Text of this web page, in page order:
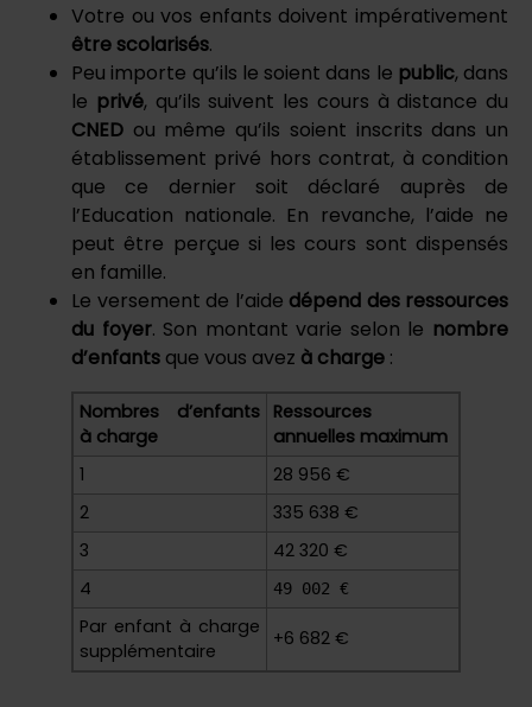
Votre ou vos enfants doivent impérativement
être scolarisés.
Peu importe qu’ils le soient dans le public, dans
le privé, qu’ils suivent les cours à distance du
CNED ou même qu’ils soient inscrits dans un
établissement privé hors contrat, à condition
que ce dernier soit déclaré auprès de
l’Education nationale. En revanche, l’aide ne
peut être perçue si les cours sont dispensés
en famille.
Le versement de l’aide dépend des ressources
du foyer. Son montant varie selon le nombre
d’enfants que vous avez à charge :
Nombres d’enfants
à charge
Ressources
annuelles maximum
1
28 956 €
2
335 638 €
3
42 320 €
4
49 002 €
Par enfant à charge
supplémentaire
+6 682 €